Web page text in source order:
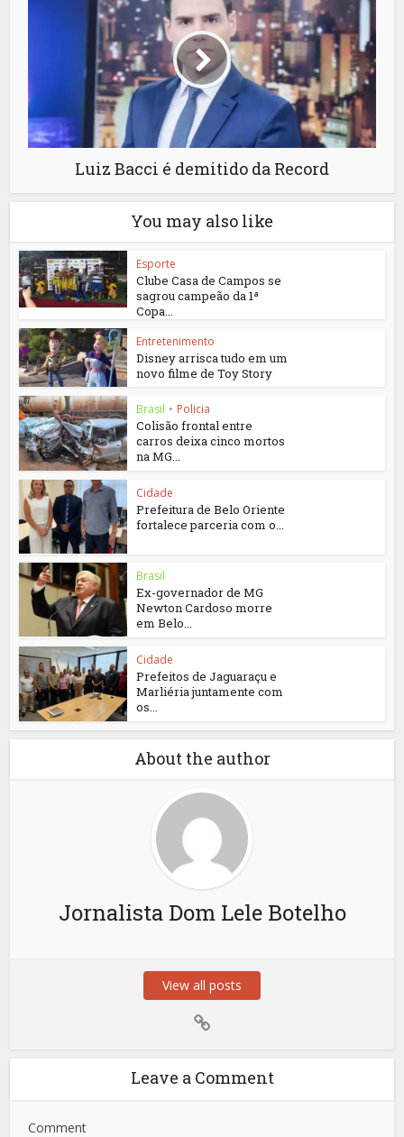
Luiz Bacci é demitido da Record
You may also like
Esporte
Clube Casa de Campos se
sagrou campeão da 1ª
Copa...
Entretenimento
Disney arrisca tudo em um
novo filme de Toy Story
Brasil • Policia
Colisão frontal entre
carros deixa cinco mortos
na MG...
Cidade
Prefeitura de Belo Oriente
fortalece parceria com o...
Brasil
Ex-governador de MG
Newton Cardoso morre
em Belo...
Cidade
Prefeitos de Jaguaraçu e
Marliéria juntamente com
os...
About the author
Jornalista Dom Lele Botelho
View all posts
Leave a Comment
Comment